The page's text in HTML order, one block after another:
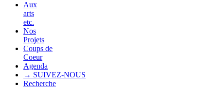
Aux
arts
etc.
Nos
Projets
Coups de
Coeur
Agenda
→ SUIVEZ-NOUS
Recherche